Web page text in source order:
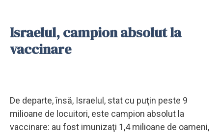
Israelul, campion absolut la
vaccinare
De departe, însă, Israelul, stat cu puţin peste 9
milioane de locuitori, este campion absolut la
vaccinare: au fost imunizaţi 1,4 milioane de oameni,